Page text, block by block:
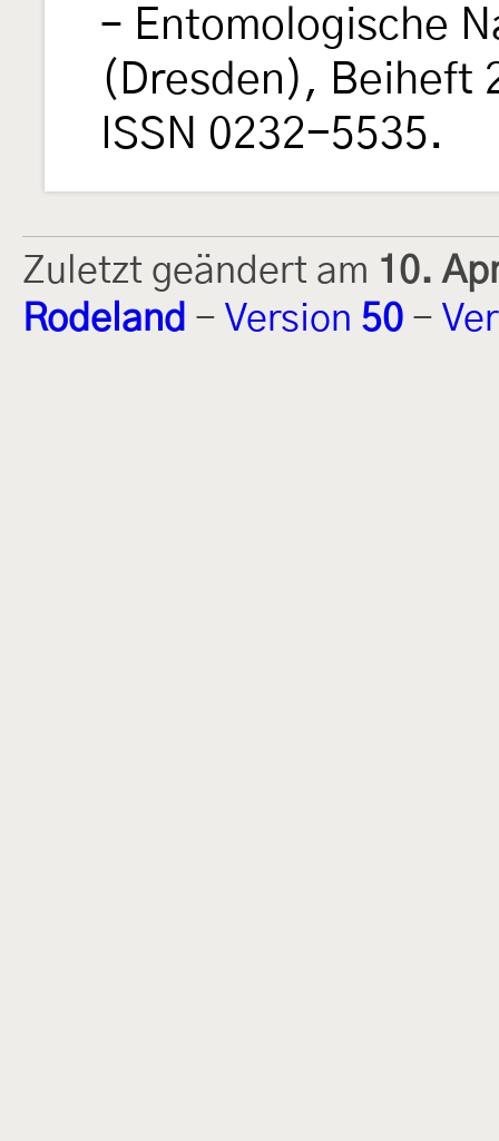
– Entomologische
(Dresden), Beiheft
ISSN 0232-5535.
Zuletzt geändert am 10.
Rodeland - Version 50 -